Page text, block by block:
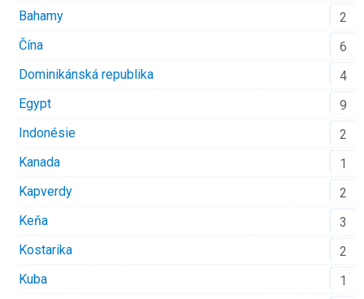
Bahamy
2
Čína
6
Dominikánská republika
4
Egypt
9
Indonésie
2
Kanada
1
Kapverdy
2
Keňa
3
Kostarika
2
Kuba
1